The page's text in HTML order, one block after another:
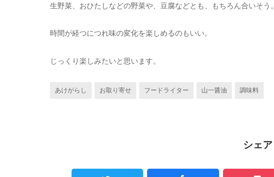
生野菜、おひたしなどの野菜や、豆腐などとも、もちろん合いそう。
時間が経つにつれ味の変化を楽しめるのもいい。
じっくり楽しみたいと思います。
あけがらし お取り寄せ フードライター 山一醤油 調味料
シェア